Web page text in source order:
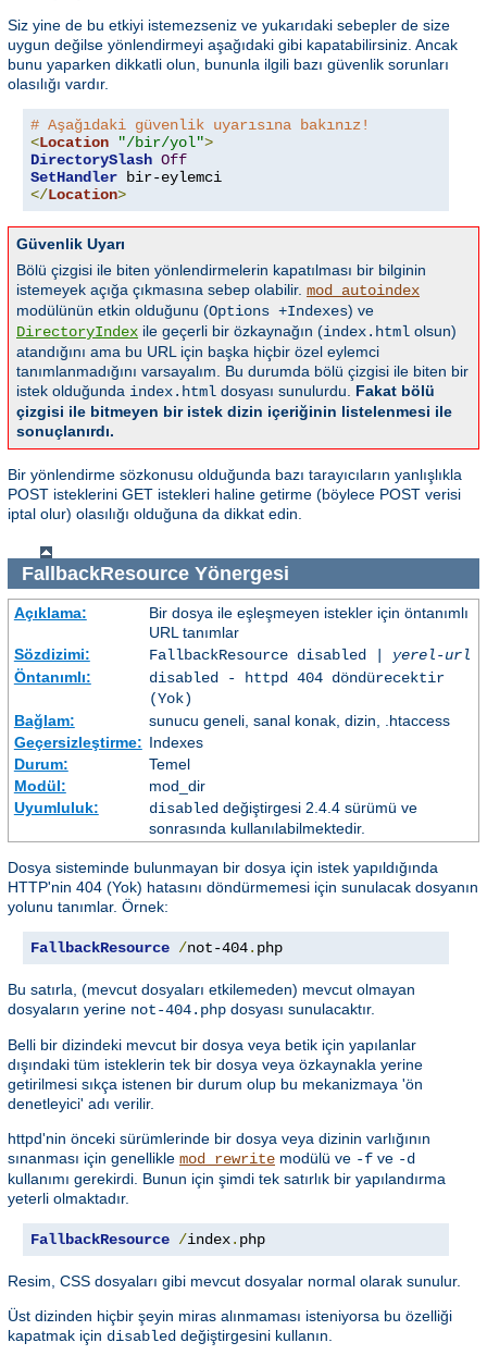
Siz yine de bu etkiyi istemezseniz ve yukarıdaki sebepler de size
uygun değilse yönlendirmeyi aşağıdaki gibi kapatabilirsiniz. Ancak
bunu yaparken dikkatli olun, bununla ilgili bazı güvenlik sorunları
olasılığı vardır.
# Aşağıdaki güvenlik uyarısına bakınız!
<Location "/bir/yol">
DirectorySlash Off
SetHandler bir-eylemci
</Location>
Güvenlik Uyarı
Bölü çizgisi ile biten yönlendirmelerin kapatılması bir bilginin
istemeyek açığa çıkmasına sebep olabilir. mod_autoindex
modülünün etkin olduğunu (Options +Indexes) ve
DirectoryIndex ile geçerli bir özkaynağın (index.html olsun)
atandığını ama bu URL için başka hiçbir özel eylemci
tanımlanmadığını varsayalım. Bu durumda bölü çizgisi ile biten bir
istek olduğunda index.html dosyası sunulurdu. Fakat bölü
çizgisi ile bitmeyen bir istek dizin içeriğinin listelenmesi ile
sonuçlanırdı.
Bir yönlendirme sözkonusu olduğunda bazı tarayıcıların yanlışlıkla
POST isteklerini GET istekleri haline getirme (böylece POST verisi
iptal olur) olasılığı olduğuna da dikkat edin.
FallbackResourceYönergesi
Açıklama:
Bir dosya ile eşleşmeyen istekler için öntanımlı
URL tanımlar
Sözdizimi:
FallbackResource disabled | yerel-url
Öntanımlı:
disabled - httpd 404 döndürecektir
(Yok)
Bağlam:
sunucu geneli, sanal konak, dizin, .htaccess
Geçersizleştirme: Indexes
Durum:
Temel
Modül:
mod_dir
Uyumluluk:
disableddeğiştirgesi 2.4.4 sürümü ve
sonrasında kullanılabilmektedir.
Dosya sisteminde bulunmayan bir dosya için istek yapıldığında
HTTP'nin 404 (Yok) hatasını döndürmemesi için sunulacak dosyanın
yolunu tanımlar. Örnek:
FallbackResource /not-404. php
Bu satırla, (mevcut dosyaları etkilemeden) mevcut olmayan
dosyaların yerine not-404.php dosyası sunulacaktır.
Belli bir dizindeki mevcut bir dosya veya betik için yapılanlar
dışındaki tüm isteklerin tek bir dosya veya özkaynakla yerine
getirilmesi sıkça istenen bir durum olup bu mekanizmaya 'ön
denetleyici' adı verilir.
httpd'nin önceki sürümlerinde bir dosya veya dizinin varlığının
sınanması için genellikle mod_rewrite modülü ve -f ve -d
kullanımı gerekirdi. Bunun için şimdi tek satırlık bir yapılandırma
yeterli olmaktadır.
FallbackResource /index. php
Resim, CSS dosyaları gibi mevcut dosyalar normal olarak sunulur.
Üst dizinden hiçbir şeyin miras alınmaması isteniyorsa bu özelliği
kapatmak için disabled değiştirgesini kullanın.